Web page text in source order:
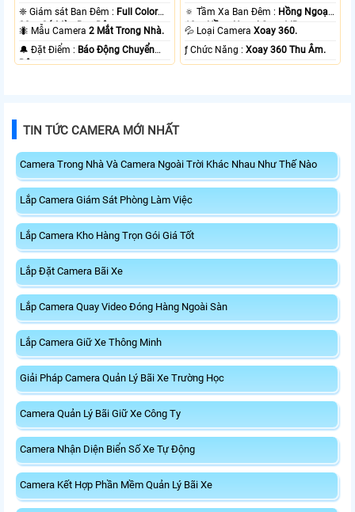
❈ Giám sát Ban Đêm : Full Color
20m Có Màu Ban Ðêm.
🐜 Mẫu Camera2 Mắt Trong Nhà.
️🔔 Đặt Điểm : Báo Động Chuyển
Động.
🔅 Tầm Xa Ban Đêm : Hồng Ngoại
10m Hồng Ngoại Smart IR.
💦 Loại CameraXoay 360.
️ƒ Chức Năng :Xoay 360 Thu Âm.
TIN TỨC CAMERA MỚI NHẤT
Camera Trong Nhà Và Camera Ngoài Trời Khác Nhau Như Thế Nào
Lắp Camera Giám Sát Phòng Làm Việc
Lắp Camera Kho Hàng Trọn Gói Giá Tốt
Lắp Đặt Camera Bãi Xe
Lắp Camera Quay Video Đóng Hàng Ngoài Sàn
Lắp Camera Giữ Xe Thông Minh
Giải Pháp Camera Quản Lý Bãi Xe Trường Học
Camera Quản Lý Bãi Giữ Xe Công Ty
Camera Nhận Diện Biển Số Xe Tự Động
Camera Kết Hợp Phần Mềm Quản Lý Bãi Xe